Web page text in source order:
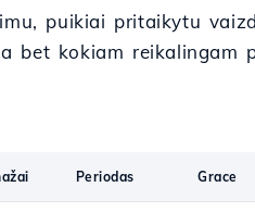
puikiai pritaikytu
bet kokiam reikalingam
Periodas Grace